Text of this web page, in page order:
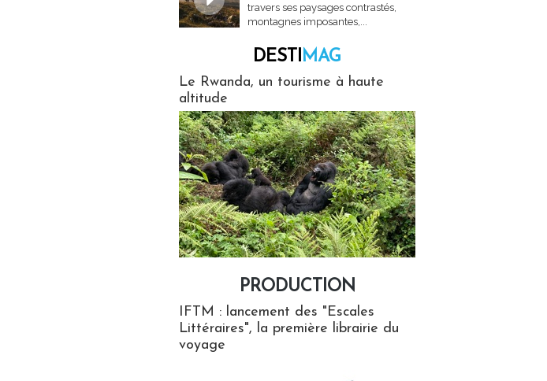
travers ses paysages contrastés,
montagnes imposantes,...
DESTIMAG
Le Rwanda, un tourisme à haute
altitude
PRODUCTION
IFTM : lancement des "Escales
Littéraires", la première librairie du
voyage